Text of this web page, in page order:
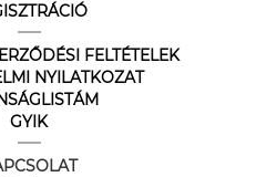
FELTÉTELEK
NYILATKOZAT
GYIK